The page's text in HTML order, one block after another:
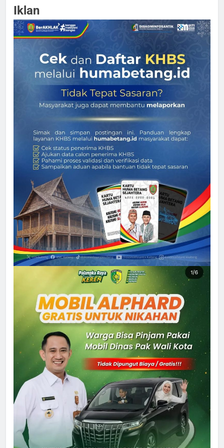
Iklan